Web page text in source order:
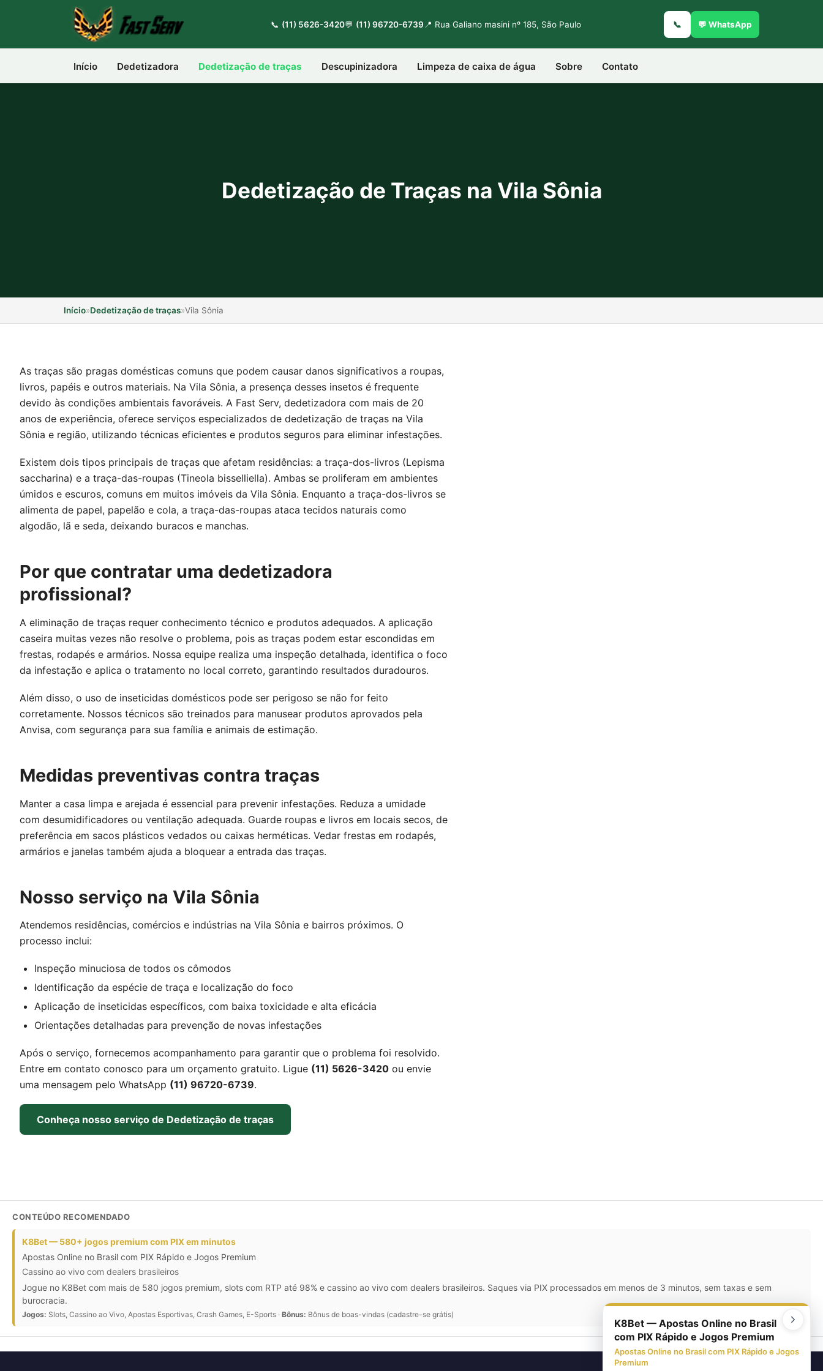
📞 (11) 5626-3420💬 (11) 96720-6739 📍 Rua Galiano masini nº 185, São Paulo 📞 💬 WhatsApp
Início Dedetizadora Dedetização de traças Descupinizadora Limpeza de caixa de água Sobre Contato
Dedetização de Traças na Vila Sônia
Início»Dedetização de traças»Vila Sônia
As traças são pragas domésticas comuns que podem causar danos significativos a roupas,
livros, papéis e outros materiais. Na Vila Sônia, a presença desses insetos é frequente
devido às condições ambientais favoráveis. A Fast Serv, dedetizadora com mais de 20
anos de experiência, oferece serviços especializados de dedetização de traças na Vila
Sônia e região, utilizando técnicas eficientes e produtos seguros para eliminar infestações.
Existem dois tipos principais de traças que afetam residências: a traça-dos-livros (Lepisma
saccharina) e a traça-das-roupas (Tineola bisselliella). Ambas se proliferam em ambientes
úmidos e escuros, comuns em muitos imóveis da Vila Sônia. Enquanto a traça-dos-livros se
alimenta de papel, papelão e cola, a traça-das-roupas ataca tecidos naturais como
algodão, lã e seda, deixando buracos e manchas.
Por que contratar uma dedetizadora
profissional?
A eliminação de traças requer conhecimento técnico e produtos adequados. A aplicação
caseira muitas vezes não resolve o problema, pois as traças podem estar escondidas em
frestas, rodapés e armários. Nossa equipe realiza uma inspeção detalhada, identifica o foco
da infestação e aplica o tratamento no local correto, garantindo resultados duradouros.
Além disso, o uso de inseticidas domésticos pode ser perigoso se não for feito
corretamente. Nossos técnicos são treinados para manusear produtos aprovados pela
Anvisa, com segurança para sua família e animais de estimação.
Medidas preventivas contra traças
Manter a casa limpa e arejada é essencial para prevenir infestações. Reduza a umidade
com desumidificadores ou ventilação adequada. Guarde roupas e livros em locais secos, de
preferência em sacos plásticos vedados ou caixas herméticas. Vedar frestas em rodapés,
armários e janelas também ajuda a bloquear a entrada das traças.
Nosso serviço na Vila Sônia
Atendemos residências, comércios e indústrias na Vila Sônia e bairros próximos. O
processo inclui:
Inspeção minuciosa de todos os cômodos
Identificação da espécie de traça e localização do foco
Aplicação de inseticidas específicos, com baixa toxicidade e alta eficácia
Orientações detalhadas para prevenção de novas infestações
Após o serviço, fornecemos acompanhamento para garantir que o problema foi resolvido.
Entre em contato conosco para um orçamento gratuito. Ligue (11) 5626-3420 ou envie
uma mensagem pelo WhatsApp (11) 96720-6739.
Conheça nosso serviço de Dedetização de traças
CONTEÚDO RECOMENDADO
K8Bet — 580+ jogos premium com PIX em minutos
Apostas Online no Brasil com PIX Rápido e Jogos Premium
Cassino ao vivo com dealers brasileiros
Jogue no K8Bet com mais de 580 jogos premium, slots com RTP até 98% e cassino ao vivo com dealers brasileiros. Saques via PIX processados em menos de 3 minutos, sem taxas e sem
burocracia.
Jogos: Slots, Cassino ao Vivo, Apostas Esportivas, Crash Games, E-Sports · Bônus: Bônus de boas-vindas (cadastre-se grátis)
K8Bet — Apostas Online no Brasil
com PIX Rápido e Jogos Premium
Apostas Online no Brasil com PIX Rápido e Jogos
Premium